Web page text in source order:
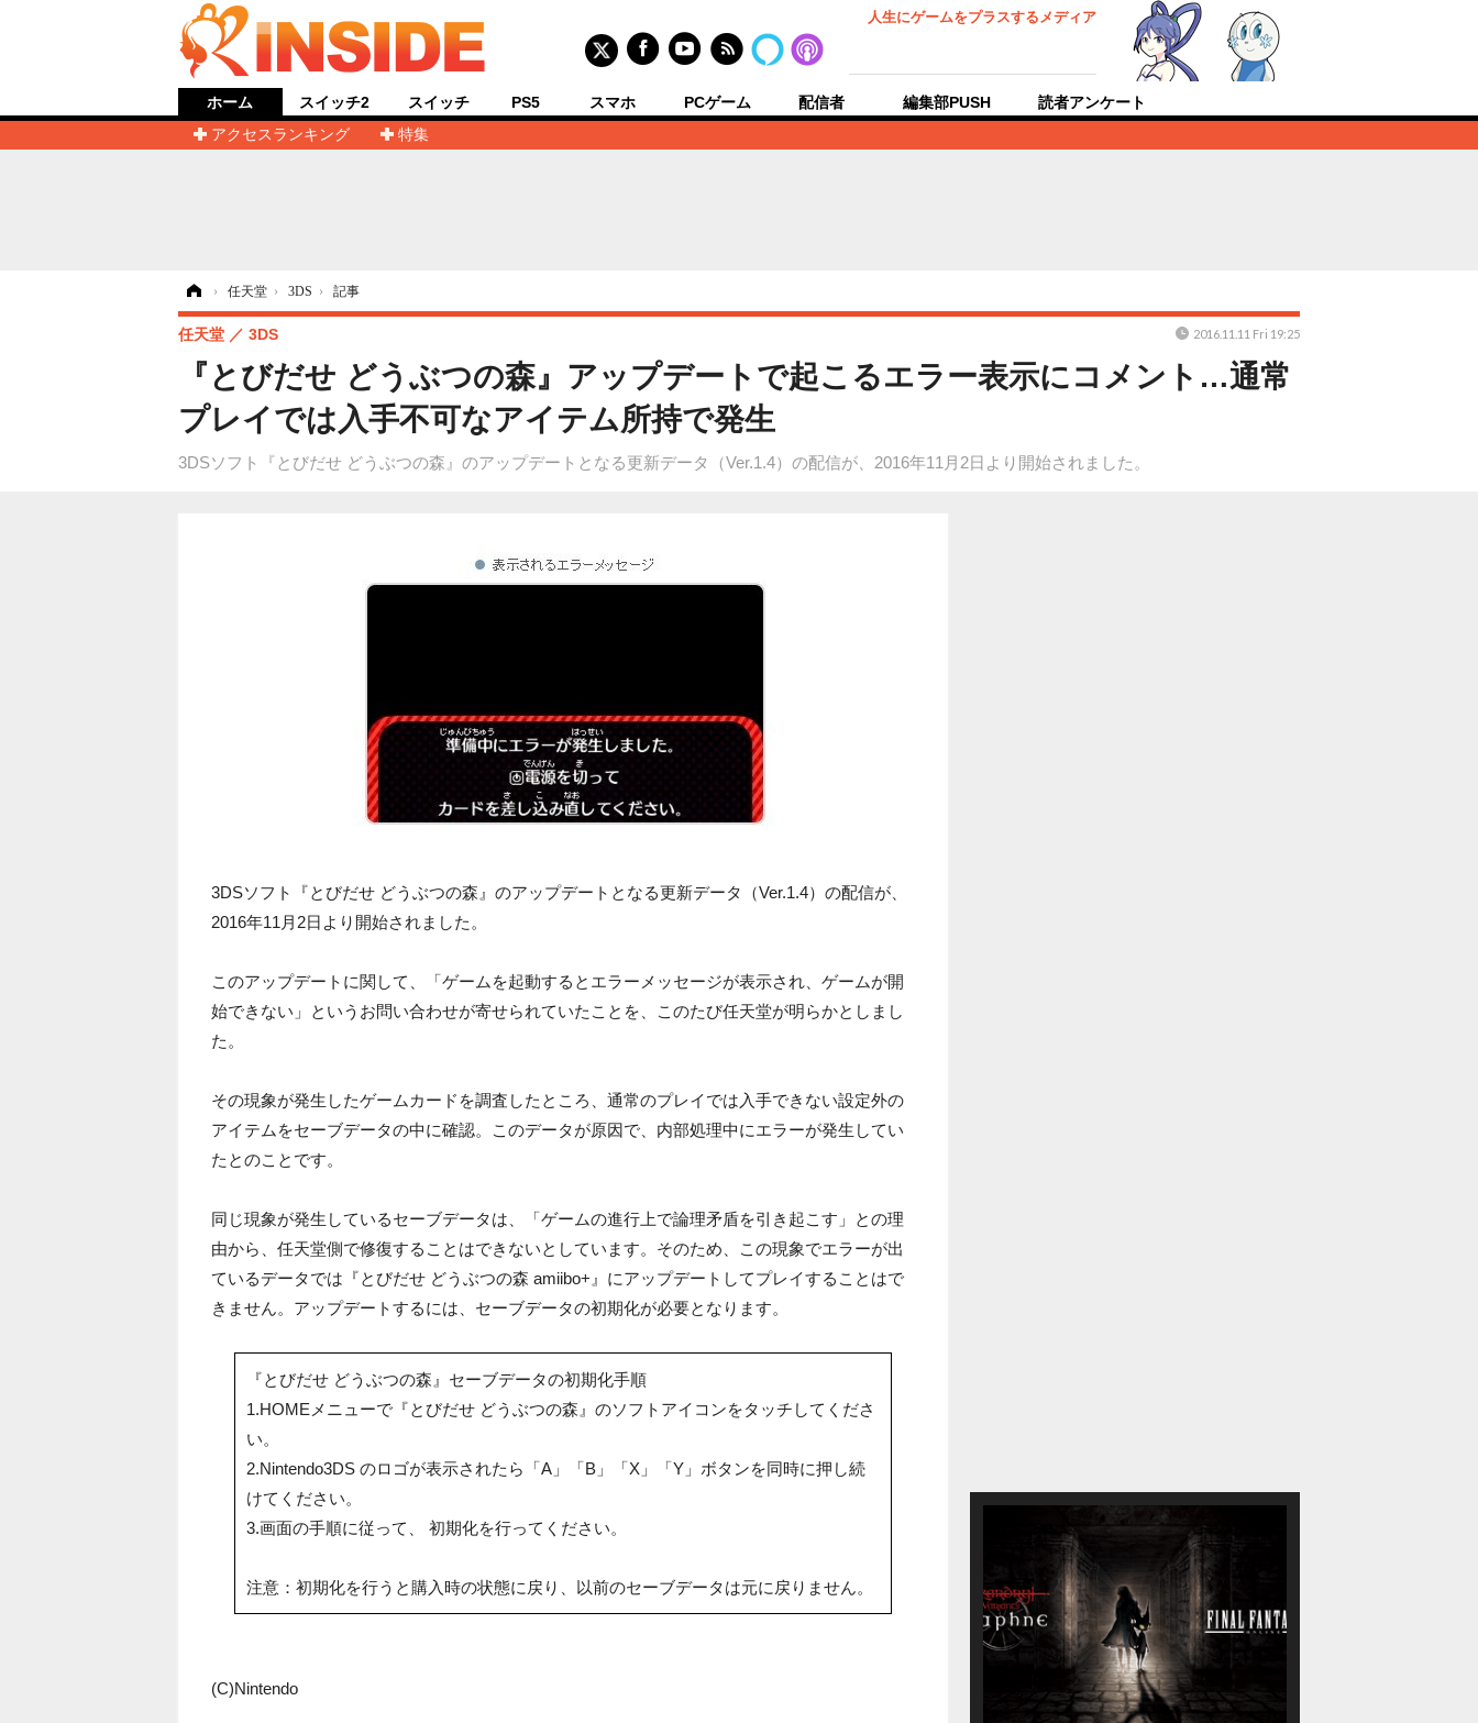
人生にゲームをプラスするメディア
ホーム
アクセスランキング
特集
スイッチ2 スイッチ PS5 スマホ PCゲーム 配信者 編集部PUSH 読者アンケート
› 任天堂 › 3DS › 記事
『とびだせ どうぶつの森』アップデートで起こるエラー表示にコメント…通常
プレイでは入手不可なアイテム所持で発生
3DSソフト『とびだせ どうぶつの森』のアップデートとなる更新データ（Ver.1.4）の配信が、2016年11月2日より開始されました。
任天堂 3DS 2016.11.11 Fri 19:25
3DSソフト『とびだせ どうぶつの森』のアップデートとなる更新データ（Ver.1.4）の配信が、
2016年11月2日より開始されました。
このアップデートに関して、「ゲームを起動するとエラーメッセージが表示され、ゲームが開
始できない」というお問い合わせが寄せられていたことを、このたび任天堂が明らかとしまし
た。
その現象が発生したゲームカードを調査したところ、通常のプレイでは入手できない設定外の
アイテムをセーブデータの中に確認。このデータが原因で、内部処理中にエラーが発生してい
たとのことです。
同じ現象が発生しているセーブデータは、「ゲームの進行上で論理矛盾を引き起こす」との理
由から、任天堂側で修復することはできないとしています。そのため、この現象でエラーが出
ているデータでは『とびだせ どうぶつの森 amiibo+』にアップデートしてプレイすることはで
きません。アップデートするには、セーブデータの初期化が必要となります。
『とびだせ どうぶつの森』セーブデータの初期化手順
1.HOMEメニューで『とびだせ どうぶつの森』のソフトアイコンをタッチしてくださ
い。
2.Nintendo3DS のロゴが表示されたら「A」「B」「X」「Y」ボタンを同時に押し続
けてください。
3.画面の手順に従って、 初期化を行ってください。
注意：初期化を行うと購入時の状態に戻り、以前のセーブデータは元に戻りません。
(C)Nintendo